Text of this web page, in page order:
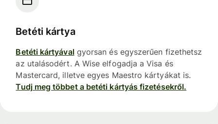
Betéti kártya
Betéti kártyávalgyorsan és egyszerűen fizethetsz
az utalásodért. A Wise elfogadja a Visa és
Mastercard, illetve egyes Maestro kártyákat is.
Tudj meg többet a betéti kártyás fizetésekről.